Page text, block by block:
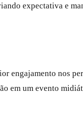
expectativa e
engajamento nos
em um evento